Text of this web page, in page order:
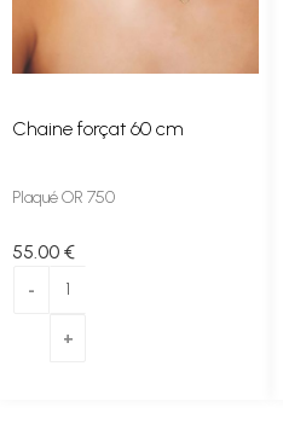
Chaine forçat 60 cm
Plaqué OR 750
55 .00 €